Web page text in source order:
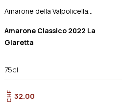
Amarone della Valpolicella
Amarone Classico 2022 La
Giaretta
75cl
CHF 32.00